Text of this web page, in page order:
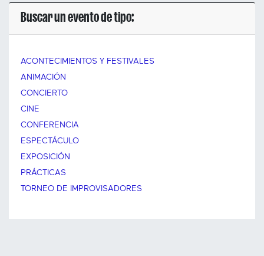
Buscar un evento de tipo:
ACONTECIMIENTOS Y FESTIVALES
ANIMACIÓN
CONCIERTO
CINE
CONFERENCIA
ESPECTÁCULO
EXPOSICIÓN
PRÁCTICAS
TORNEO DE IMPROVISADORES